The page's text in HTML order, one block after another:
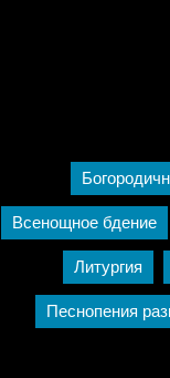
Всенощное бдение
Литургия
Песнопения